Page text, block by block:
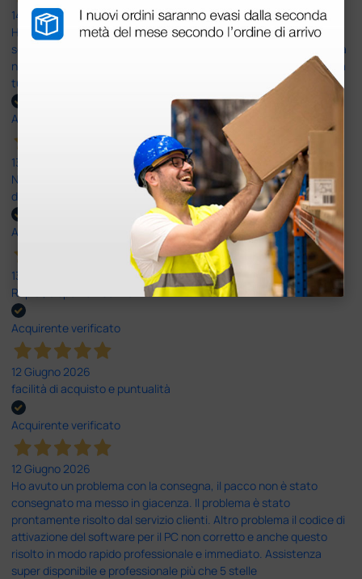
14 Luglio 2026
Ho acquistato un ecografo da Doctor Shop e sono rimasto molto
soddisfatto dell'esperienza. Apparecchiatura di qualità, consegna
nei tempi previsti e un servizio clienti disponibile che ha risposto a
tutti i miei dubbi prima dell'acquisto. Consigliato
Acquirente verificato
13 Luglio 2026
Nulla da eccepire. Tutto estremamente chiaro e corretto,
dall’ordine alla consegna.
Acquirente verificato
13 Luglio 2026
Rapidi, disponibili ben forniti
Acquirente verificato
12 Giugno 2026
facilità di acquisto e puntualità
Acquirente verificato
12 Giugno 2026
Ho avuto un problema con la consegna, il pacco non è stato
consegnato ma messo in giacenza. Il problema è stato
prontamente risolto dal servizio clienti. Altro problema il codice di
attivazione del software per il PC non corretto e anche questo
risolto in modo rapido professionale e immediato. Assistenza
super disponibile e professionale più che 5 stelle